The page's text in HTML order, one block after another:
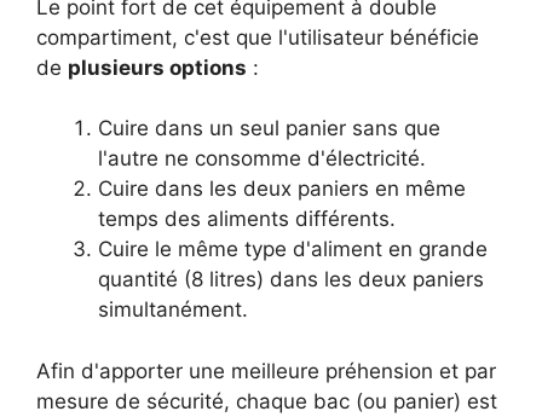
Le point fort de cet équipement à double
compartiment, c'est que l'utilisateur bénéficie
de plusieurs options :
Cuire dans un seul panier sans que
l'autre ne consomme d'électricité.
Cuire dans les deux paniers en même
temps des aliments différents.
Cuire le même type d'aliment en grande
quantité (8 litres) dans les deux paniers
simultanément.
Afin d'apporter une meilleure préhension et par
mesure de sécurité, chaque bac (ou panier) est